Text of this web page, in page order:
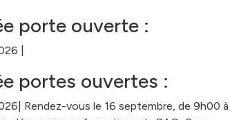
porte ouverte :
|
portes ouvertes :
Rendez-vous le 16 septembre, de 9h00 à